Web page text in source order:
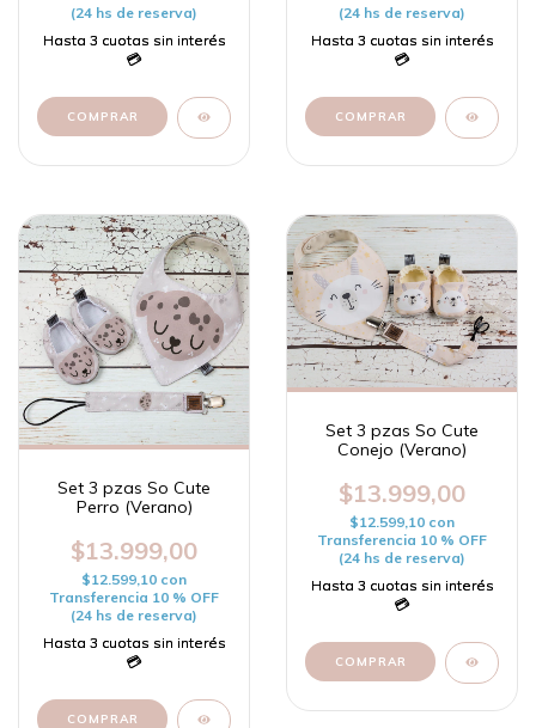
(24 hs de reserva)
COMPRAR
(24 hs de reserva)
COMPRAR
Set 3 pzas So Cute
Perro (Verano)
$13.999,00
$12.599,10 con
Transferencia 10 % OFF
(24 hs de reserva)
COMPRAR
Set 3 pzas So Cute
Conejo (Verano)
$13.999,00
$12.599,10 con
Transferencia 10 % OFF
(24 hs de reserva)
COMPRAR